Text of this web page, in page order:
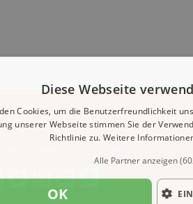
Diese Webseite
Cookies, um die Benutzerfreundlichkeit
unserer Webseite stimmen Sie der
Richtlinie zu. Weitere
Alle Partner anzeigen
OK